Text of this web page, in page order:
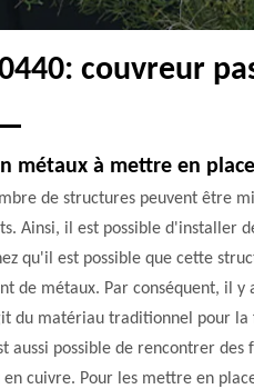
couvreur
métaux à mettre en
de structures peuvent être
Ainsi, il est possible d'installer
qu'il est possible que cette
de métaux. Par conséquent, il y
du matériau traditionnel pour la
aussi possible de rencontrer des
cuivre. Pour les mettre en